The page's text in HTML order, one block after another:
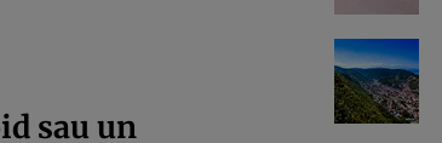
sau un